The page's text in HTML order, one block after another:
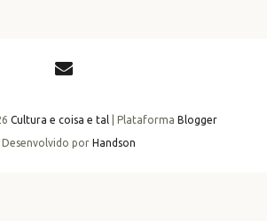
Cultura e coisa e tal| Plataforma Blogger
Desenvolvido por Handson